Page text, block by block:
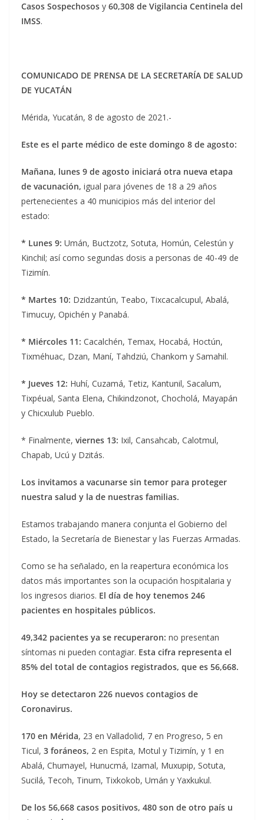
Casos Sospechosos y 60,308 de Vigilancia Centinela del
IMSS.
COMUNICADO DE PRENSA DE LA SECRETARÍA DE SALUD
DE YUCATÁN
Mérida, Yucatán, 8 de agosto de 2021.-
Este es el parte médico de este domingo 8 de agosto:
Mañana, lunes 9 de agosto iniciará otra nueva etapa
de vacunación, igual para jóvenes de 18 a 29 años
pertenecientes a 40 municipios más del interior del
estado:
* Lunes 9: Umán, Buctzotz, Sotuta, Homún, Celestún y
Kinchil; así como segundas dosis a personas de 40-49 de
Tizimín.
* Martes 10: Dzidzantún, Teabo, Tixcacalcupul, Abalá,
Timucuy, Opichén y Panabá.
* Miércoles 11: Cacalchén, Temax, Hocabá, Hoctún,
Tixméhuac, Dzan, Maní, Tahdziú, Chankom y Samahil.
* Jueves 12: Huhí, Cuzamá, Tetiz, Kantunil, Sacalum,
Tixpéual, Santa Elena, Chikindzonot, Chocholá, Mayapán
y Chicxulub Pueblo.
* Finalmente, viernes 13: Ixil, Cansahcab, Calotmul,
Chapab, Ucú y Dzitás.
Los invitamos a vacunarse sin temor para proteger
nuestra salud y la de nuestras familias.
Estamos trabajando manera conjunta el Gobierno del
Estado, la Secretaría de Bienestar y las Fuerzas Armadas.
Como se ha señalado, en la reapertura económica los
datos más importantes son la ocupación hospitalaria y
los ingresos diarios. El día de hoy tenemos 246
pacientes en hospitales públicos.
49,342 pacientes ya se recuperaron: no presentan
síntomas ni pueden contagiar. Esta cifra representa el
85% del total de contagios registrados, que es 56,668.
Hoy se detectaron 226 nuevos contagios de
Coronavirus.
170 en Mérida, 23 en Valladolid, 7 en Progreso, 5 en
Ticul, 3 foráneos, 2 en Espita, Motul y Tizimín, y 1 en
Abalá, Chumayel, Hunucmá, Izamal, Muxupip, Sotuta,
Sucilá, Tecoh, Tinum, Tixkokob, Umán y Yaxkukul.
De los 56,668 casos positivos, 480 son de otro país u